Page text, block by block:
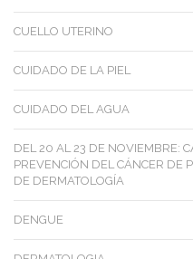
CUELLO UTERINO
CUIDADO DE LA PIEL
CUIDADO DEL AGUA
DEL 20 AL 23 DE NOVIEMBRE:
PREVENCIÓN DEL CÁNCER DE
DE DERMATOLOGÍA
DENGUE